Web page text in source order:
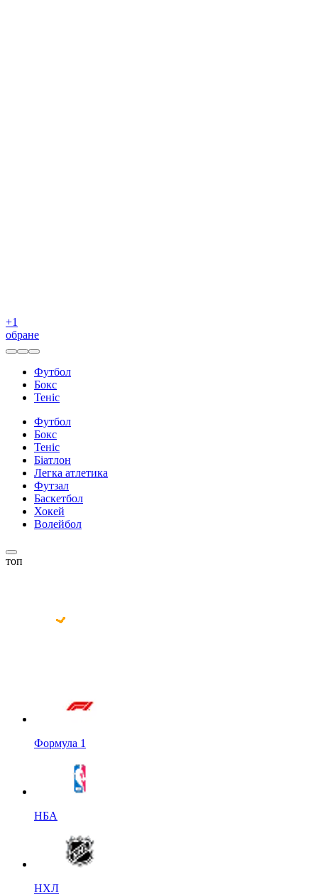
+1
обране
Футбол
Бокс
Теніс
Футбол
Бокс
Теніс
Біатлон
Легка атлетика
Футзал
Баскетбол
Хокей
Волейбол
топ
Формула 1
НБА
НХЛ